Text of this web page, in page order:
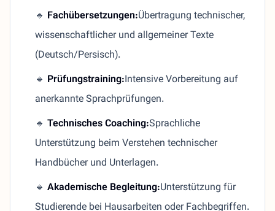
🔹 Fachübersetzungen:Übertragung technischer,
wissenschaftlicher und allgemeiner Texte
(Deutsch/Persisch).
🔹 Prüfungstraining:Intensive Vorbereitung auf
anerkannte Sprachprüfungen.
🔹 Technisches Coaching:Sprachliche
Unterstützung beim Verstehen technischer
Handbücher und Unterlagen.
🔹 Akademische Begleitung:Unterstützung für
Studierende bei Hausarbeiten oder Fachbegriffen.